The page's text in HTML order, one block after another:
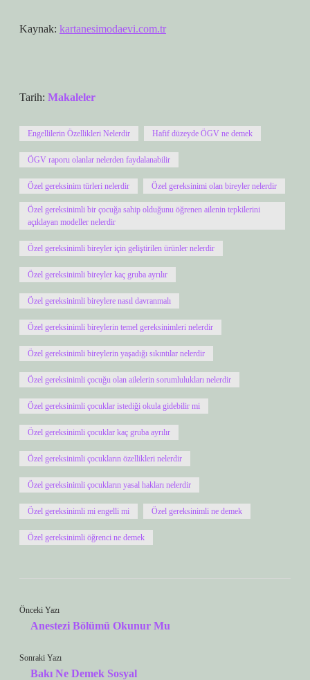
Kaynak: kartanesimodaevi.com.tr
Tarih: Makaleler
Engellilerin Özellikleri Nelerdir Hafif düzeyde ÖGV ne demek
ÖGV raporu olanlar nelerden faydalanabilir
Özel gereksinim türleri nelerdir Özel gereksinimi olan bireyler nelerdir
Özel gereksinimli bir çocuğa sahip olduğunu öğrenen ailenin tepkilerini
açıklayan modeller nelerdir
Özel gereksinimli bireyler için geliştirilen ürünler nelerdir
Özel gereksinimli bireyler kaç gruba ayrılır
Özel gereksinimli bireylere nasıl davranmalı
Özel gereksinimli bireylerin temel gereksinimleri nelerdir
Özel gereksinimli bireylerin yaşadığı sıkıntılar nelerdir
Özel gereksinimli çocuğu olan ailelerin sorumlulukları nelerdir
Özel gereksinimli çocuklar istediği okula gidebilir mi
Özel gereksinimli çocuklar kaç gruba ayrılır
Özel gereksinimli çocukların özellikleri nelerdir
Özel gereksinimli çocukların yasal hakları nelerdir
Özel gereksinimli mi engelli mi Özel gereksinimli ne demek
Özel gereksinimli öğrenci ne demek
Önceki Yazı
Anestezi Bölümü Okunur Mu
Sonraki Yazı
Bakı Ne Demek Sosyal